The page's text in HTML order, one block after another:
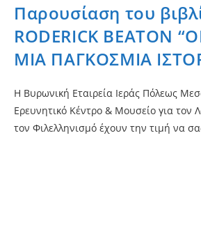
Παρουσίαση του
RODERICK BEATON
ΜΙΑ ΠΑΓΚΟΣΜΙΑ
Η Βυρωνική Εταιρεία Ιεράς Πόλεως
Ερευνητικό Κέντρο & Μουσείο για τον
τον Φιλελληνισμό έχουν την τιμή να